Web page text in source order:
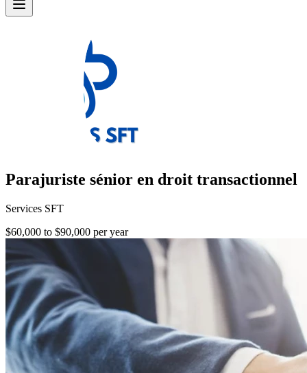
Parajuriste sénior en droit transactionnel
Services SFT
$60,000 to $90,000 per year